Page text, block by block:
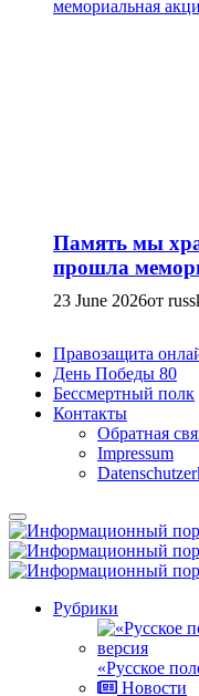
Память мы
прошла
23 June 2026от
Правозащита
День Победы 80
Бессмертный полк
Контакты
Обратная
Impressum
Рубрики
«Русское
Новости